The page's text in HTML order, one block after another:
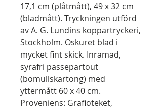
17,1 cm (plåtmått), 49 x 32 cm
(bladmått). Tryckningen utförd
av A. G. Lundins koppartryckeri,
Stockholm. Oskuret blad i
mycket fint skick. Inramad,
syrafri passepartout
(bomullskartong) med
yttermått 60 x 40 cm.
Proveniens: Grafioteket,